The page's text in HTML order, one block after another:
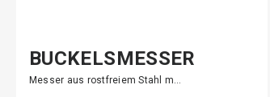
BUCKELSMESSER
Messer aus rostfreiem Stahl m…